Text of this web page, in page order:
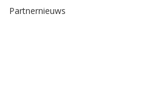
Partnernieuws